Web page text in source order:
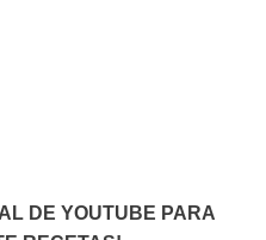
DE YOUTUBE PARA